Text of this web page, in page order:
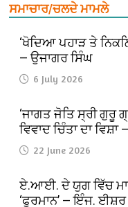
ਸਮਾਚਾਰ/ਚਲਦੇ ਮਾਮਲੇ
‘ਖੋਦਿਆ ਪਹਾੜ ਤੇ
— ਉਜਾਗਰ ਸਿੰਘ
6 July 2026
‘ਜਾਗਤ ਜੋਤਿ ਸ੍ਰੀ ਗੁਰੂ
ਵਿਵਾਦ ਚਿੰਤਾ ਦਾ
22 June 2026
ਏ.ਆਈ. ਦੇ ਯੁਗ ਵਿੱਚ
‘ਫੁਰਮਾਨ’ — ਇੰਜ.